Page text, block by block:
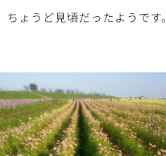
ちょうど見頃だったようです。